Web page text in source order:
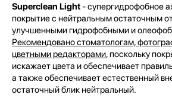
Superclean Light- супергидрофобное
покрытие с нейтральным остаточным
улучшенными гидрофобными и
Рекомендовано стоматологам,
цветными редакторами, поскольку
искажает цвета и обеспечивает
а также обеспечивает естественный
остаточный блик нейтральный.